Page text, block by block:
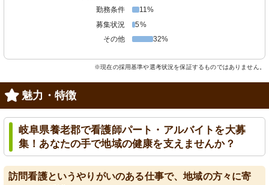
勤務条件
11%
募集状況
5%
その他
32%
※現在の採用基準や選考状況を保証するものではありません。
魅力・特徴
岐阜県養老郡で看護師パート・アルバイトを大募
集！あなたの手で地域の健康を支えませんか？
訪問看護というやりがいのある仕事で、地域の方々に寄